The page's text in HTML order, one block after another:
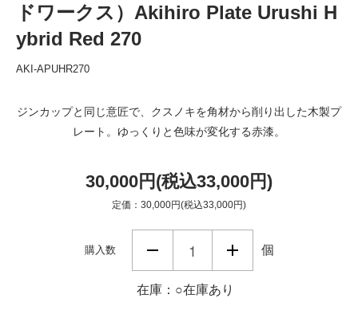
ドワークス）Akihiro Plate Urushi H
ybrid Red 270
AKI-APUHR270
ジンカップと同じ意匠で、クスノキを角材から削り出した木製プ
レート。ゆっくりと色味が変化する赤漆。
30,000円(税込33,000円)
定価：30,000円(税込33,000円)
購入数 個
在庫：○在庫あり